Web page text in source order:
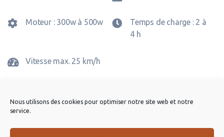
Nous utilisons des cookies pour optimiser notre site web et notre
service.
Moteur : 300w à 500w
Temps de charge : 2 à
4 h
Vitesse max. 25 km/h
Avis (0)